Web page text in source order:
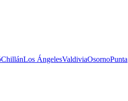
ChillánLos ÁngelesValdiviaOsornoPunta